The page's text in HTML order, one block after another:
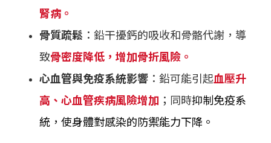
腎病。
骨質疏鬆 ：鉛干擾鈣的吸收和骨骼代謝，導
致骨密度降低，增加骨折風險。
心血管與免疫系統影響 ：鉛可能引起血壓升
高、心血管疾病風險增加 ；同時抑制免疫系
統，使身體對感染的防禦能力下降。